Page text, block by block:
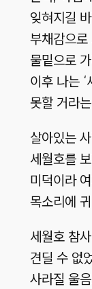
잊혀지길
부채감으로
물밑으로
이후 나는 ‘
못할 거라
살아있는
세월호를
미덕이라
목소리에
세월호 참
견딜 수 없
사라질 울